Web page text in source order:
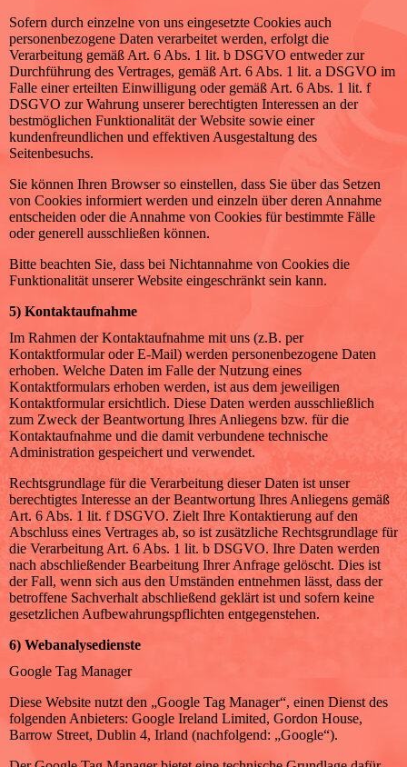
Sofern durch einzelne von uns eingesetzte Cookies auch
personenbezogene Daten verarbeitet werden, erfolgt die
Verarbeitung gemäß Art. 6 Abs. 1 lit. b DSGVO entweder zur
Durchführung des Vertrages, gemäß Art. 6 Abs. 1 lit. a DSGVO im
Falle einer erteilten Einwilligung oder gemäß Art. 6 Abs. 1 lit. f
DSGVO zur Wahrung unserer berechtigten Interessen an der
bestmöglichen Funktionalität der Website sowie einer
kundenfreundlichen und effektiven Ausgestaltung des
Seitenbesuchs.
Sie können Ihren Browser so einstellen, dass Sie über das Setzen
von Cookies informiert werden und einzeln über deren Annahme
entscheiden oder die Annahme von Cookies für bestimmte Fälle
oder generell ausschließen können.
Bitte beachten Sie, dass bei Nichtannahme von Cookies die
Funktionalität unserer Website eingeschränkt sein kann.
5) Kontaktaufnahme
Im Rahmen der Kontaktaufnahme mit uns (z.B. per
Kontaktformular oder E-Mail) werden personenbezogene Daten
erhoben. Welche Daten im Falle der Nutzung eines
Kontaktformulars erhoben werden, ist aus dem jeweiligen
Kontaktformular ersichtlich. Diese Daten werden ausschließlich
zum Zweck der Beantwortung Ihres Anliegens bzw. für die
Kontaktaufnahme und die damit verbundene technische
Administration gespeichert und verwendet.
Rechtsgrundlage für die Verarbeitung dieser Daten ist unser
berechtigtes Interesse an der Beantwortung Ihres Anliegens gemäß
Art. 6 Abs. 1 lit. f DSGVO. Zielt Ihre Kontaktierung auf den
Abschluss eines Vertrages ab, so ist zusätzliche Rechtsgrundlage für
die Verarbeitung Art. 6 Abs. 1 lit. b DSGVO. Ihre Daten werden
nach abschließender Bearbeitung Ihrer Anfrage gelöscht. Dies ist
der Fall, wenn sich aus den Umständen entnehmen lässt, dass der
betroffene Sachverhalt abschließend geklärt ist und sofern keine
gesetzlichen Aufbewahrungspflichten entgegenstehen.
6) Webanalysedienste
Google Tag Manager
Diese Website nutzt den „Google Tag Manager“, einen Dienst des
folgenden Anbieters: Google Ireland Limited, Gordon House,
Barrow Street, Dublin 4, Irland (nachfolgend: „Google“).